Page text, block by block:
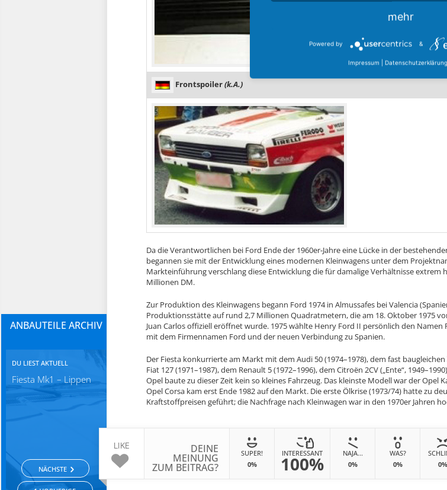
ANBAUTEILE ARCHIV
DU LIEST AKTUELL
Fiesta Mk1 – Lippen
NÄCHSTE
Frontspoiler(k.A.)
Da die Verantwortlichen bei Ford Ende der 1960er-Jahre eine Lücke in der
begannen sie mit der Entwicklung eines modernen Kleinwagens unter dem
Markteinführung verschlang diese Entwicklung die für damalige Verhältnisse extrem
Millionen DM.
Zur Produktion des Kleinwagens begann Ford 1974 in Almussafes bei Valencia
Produktionsstätte auf rund 2,7 Millionen Quadratmetern, die am 18. Oktober 1975
Juan Carlos offiziell eröffnet wurde. 1975 wählte Henry Ford II persönlich den
mit dem Firmennamen Ford und der neuen Verbindung zu Spanien.
Der Fiesta konkurrierte am Markt mit dem Audi 50 (1974–1978), dem fast baugleichen
Fiat 127 (1971–1987), dem Renault 5 (1972–1996), dem Citroën 2CV („Ente“,
Opel baute zu dieser Zeit kein so kleines Fahrzeug. Das kleinste Modell war der Opel
Opel Corsa kam erst Ende 1982 auf den Markt. Die erste Ölkrise (1973/74) hatte zu
Kraftstoffpreisen geführt; die Nachfrage nach Kleinwagen war in den 1970er Jahren
LIKE DEINE
MEINUNG
ZUM BEITRAG?
SUPER!
0%
INTERESSANT
100%
NAJA...
0%
WAS?
0%
0%
mehr
Powered by &
Impressum Datenschutzerklärung